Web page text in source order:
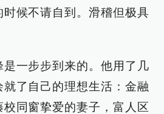
候不请自到。滑稽但极具
一步步到来的。他用了几
了自己的理想生活：金融
同窗挚爱的妻子，富人区